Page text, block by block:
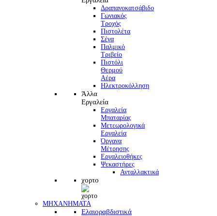
Δραπανοκατσάβιδο
Γωνιακός
Τροχός
Πιστολέτα
Σέγα
Παλμικό
Τριβείο
Πιστόλι
Θερμού
Αέρα
Ηλεκτροκόλληση
Άλλα
Εργαλεία
Εργαλεία
Μπαταρίας
Μετεωρολογικά
Εργαλεία
Όργανα
Μέτρησης
Εργαλειοθήκες
Ψεκαστήρες
Ανταλλακτικά
χορτο
ΜΗΧΑΝΗΜΑΤΑ
Ελαιοραβδιστικά